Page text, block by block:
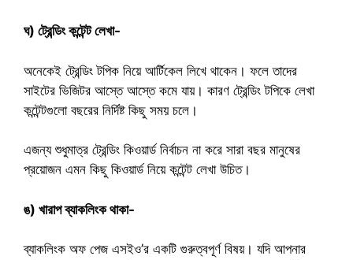
ঘ) ট্রেন্ডিং কন্টেন্ট লেখা-
অনেকেই ট্রেন্ডিং টপিক নিয়ে আর্টিকেল লিখে থাকেন। ফলে তাদের
সাইটের ভিজিটর আস্তে আস্তে কমে যায়। কারণ ট্রেন্ডিং টপিকে লেখা
কন্টেন্টগুলো বছরের নির্দিষ্ট কিছু সময় চলে।
এজন্য শুধুমাত্র ট্রেন্ডিং কিওয়ার্ড নির্বাচন না করে সারা বছর মানুষের
প্রয়োজন এমন কিছু কিওয়ার্ড নিয়ে কন্টেন্ট লেখা উচিত।
ঙ) খারাপ ব্যাকলিংক থাকা-
ব্যাকলিংক অফ পেজ এসইও’র একটি গুরুত্বপূর্ণ বিষয়। যদি আপনার